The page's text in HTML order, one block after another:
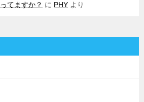
てますか？ に PHY より